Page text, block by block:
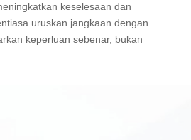
keselesaan dan
uruskan jangkaan dengan
keperluan sebenar, bukan